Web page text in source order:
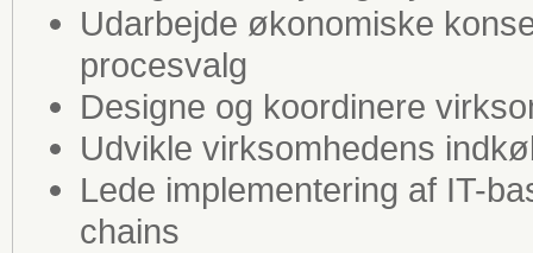
Udarbejde økonomiske
procesvalg
Designe og koordinere
Udvikle virksomhedens
Lede implementering af IT-
chains